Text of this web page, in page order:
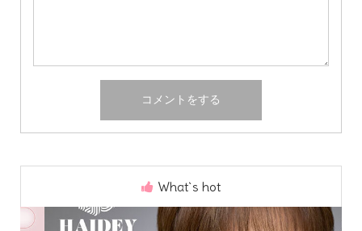
What`s hot